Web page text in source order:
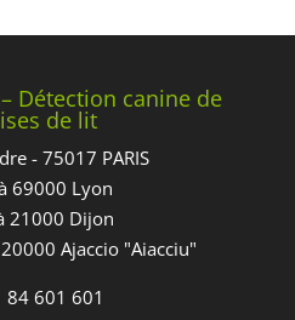
Détection canine de
de lit
- 75017 PARIS
69000 Lyon
21000 Dijon
Ajaccio "Aiacciu"
84 601 601